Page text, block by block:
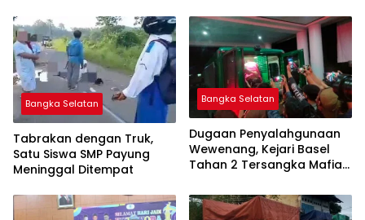
Pertama
Bangka Selatan
Tabrakan dengan Truk,
Satu Siswa SMP Payung
Meninggal Ditempat
Bangka Selatan
Dugaan Penyalahgunaan
Wewenang, Kejari Basel
Tahan 2 Tersangka Mafia